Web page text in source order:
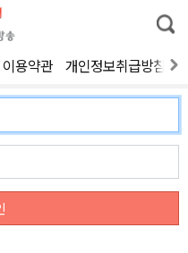
통
합
색
이용약관 개인정보취급방침